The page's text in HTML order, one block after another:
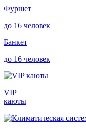
Фуршет
до 16 человек
Банкет
до 16 человек
VIP
каюты